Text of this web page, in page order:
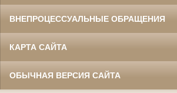
ВНЕПРОЦЕССУАЛЬНЫЕ ОБРАЩЕНИЯ
КАРТА САЙТА
ОБЫЧНАЯ ВЕРСИЯ САЙТА